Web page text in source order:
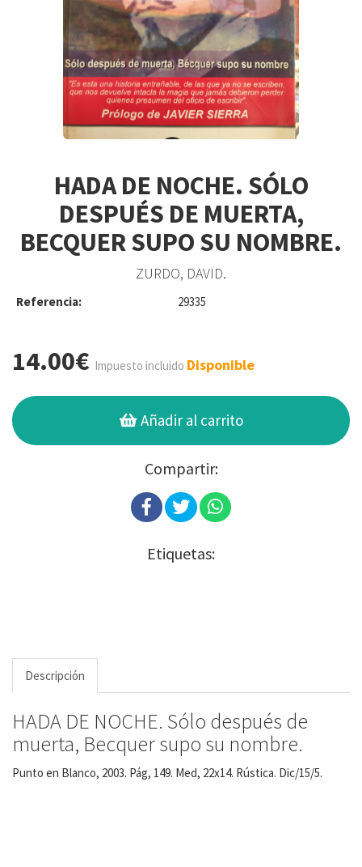
HADA DE NOCHE. SÓLO
DESPUÉS DE MUERTA,
BECQUER SUPO SU NOMBRE.
ZURDO, DAVID.
Referencia: 29335
14.00€ Impuesto incluido Disponible
Añadir al carrito
Compartir:
Etiquetas:
Descripción
HADA DE NOCHE. Sólo después de
muerta, Becquer supo su nombre.
Punto en Blanco, 2003. Pág, 149. Med, 22x14. Rústica. Dic/15/5.